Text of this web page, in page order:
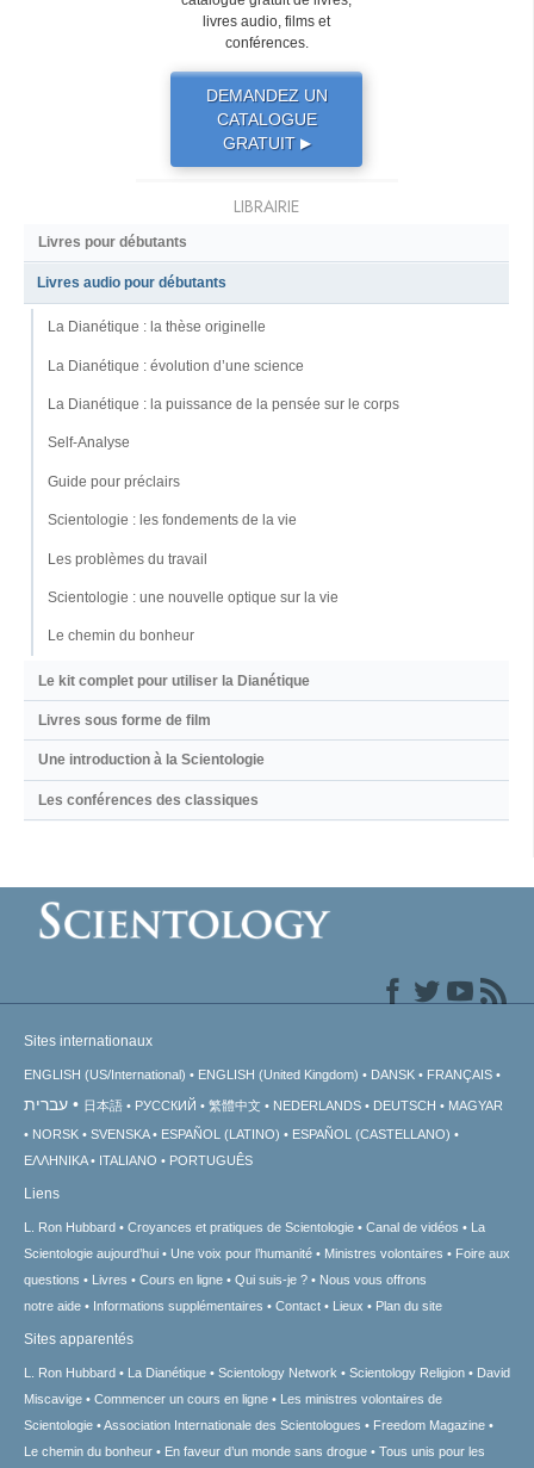
livres audio, films et
conférences.
DEMANDEZ UN
CATALOGUE
GRATUIT ▶
LIBRAIRIE
Livres pour débutants
Livres audio pour débutants
La Dianétique : la thèse originelle
La Dianétique : évolution d’une science
La Dianétique : la puissance de la pensée sur le corps
Self-Analyse
Guide pour préclairs
Scientologie : les fondements de la vie
Les problèmes du travail
Scientologie : une nouvelle optique sur la vie
Le chemin du bonheur
Le kit complet pour utiliser la Dianétique
Livres sous forme de film
Une introduction à la Scientologie
Les conférences des classiques
Sites internationaux
ENGLISH (US/International) ENGLISH (United Kingdom) DANSK FRANÇAIS
עברית 日本語 РУССКИЙ 繁體中文 NEDERLANDS DEUTSCH
MAGYAR
NORSK
SVENSKA ESPAÑOL (LATINO)
ESPAÑOL (CASTELLANO)
ΕΛΛΗΝΙΚA
ITALIANO PORTUGUÊS
Liens
L. Ron Hubbard Croyances et pratiques de Scientologie Canal de vidéos
La
Scientologie aujourd’hui
Une voix pour l’humanité Ministres volontaires
Foire aux
questions
Livres Cours en ligne Qui suis-je ?
Nous vous offrons
notre aide
Informations supplémentaires Contact Lieux Plan du site
Sites apparentés
L. Ron Hubbard La Dianétique Scientology Network Scientology Religion
David
Miscavige
Commencer un cours en ligne
Les ministres volontaires de
Scientologie
Association Internationale des Scientologues
Freedom Magazine
Le chemin du bonheur
En faveur d’un monde sans drogue Tous unis pour les